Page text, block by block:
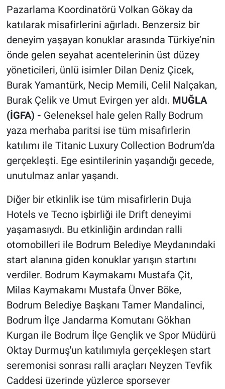
Pazarlama Koordinatörü Volkan Gökay da
katılarak misafirlerini ağırladı. Benzersiz bir
deneyim yaşayan konuklar arasında Türkiye’nin
önde gelen seyahat acentelerinin üst düzey
yöneticileri, ünlü isimler Dilan Deniz Çicek,
Burak Yamantürk, Necip Memili, Celil Nalçakan,
Burak Çelik ve Umut Evirgen yer aldı. MUĞLA
(İGFA) - Geleneksel hale gelen Rally Bodrum
yaza merhaba paritsi ise tüm misafirlerin
katılımı ile Titanic Luxury Collection Bodrum’da
gerçekleşti. Ege esintilerinin yaşandığı gecede,
unutulmaz anlar yaşandı.
Diğer bir etkinlik ise tüm misafirlerin Duja
Hotels ve Tecno işbirliği ile Drift deneyimi
yaşamasıydı. Bu etkinliğin ardından ralli
otomobilleri ile Bodrum Belediye Meydanındaki
start alanına giden konuklar yarışın startını
verdiler. Bodrum Kaymakamı Mustafa Çit,
Milas Kaymakamı Mustafa Ünver Böke,
Bodrum Belediye Başkanı Tamer Mandalinci,
Bodrum İlçe Jandarma Komutanı Gökhan
Kurgan ile Bodrum İlçe Gençlik ve Spor Müdürü
Oktay Durmuş'un katılımıyla gerçekleşen start
seremonisi sonrası ralli araçları Neyzen Tevfik
Caddesi üzerinde yüzlerce sporsever